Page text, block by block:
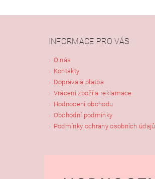
INFORMACE PRO VÁS
O nás
Kontakty
Doprava a platba
Vrácení zboží a reklamace
Hodnocení obchodu
Obchodní podmínky
Podmínky ochrany osobních údajů